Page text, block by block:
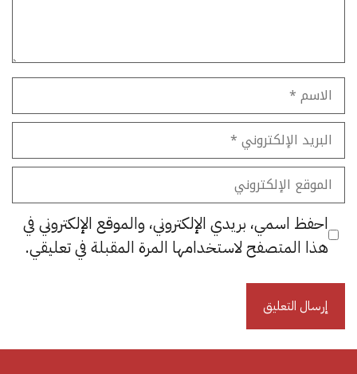
الاسم
البريد
الإلكتروني
الموقع
الإلكتروني
احفظ اسمي، بريدي الإلكتروني، والموقع الإلكتروني في
هذا المتصفح لاستخدامها المرة المقبلة في تعليقي.